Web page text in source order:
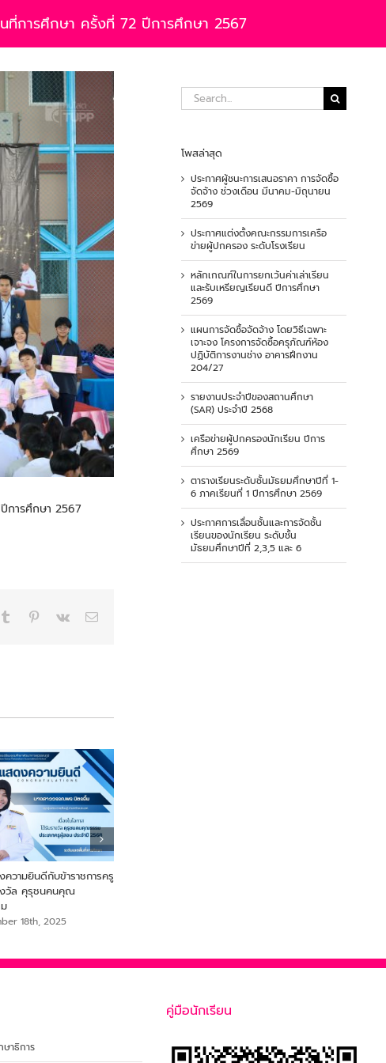
ที่การศึกษา ครั้งที่ 72 ปีการศึกษา 2567
การศึกษา 2567
Tumblr Pinterest
Vk Email
วามยินดีกับข้าราชการครู
งวัล คุรุชนคนคุณ
18th, 2025
Search
for:
โพสล่าสุด
ประกาศผู้ชนะการเสนอราคา การจัดซื้อ
จัดจ้าง ช่วงเดือน มีนาคม-มิถุนายน
2569
ประกาศแต่งตั้งคณะกรรมการเครือ
ข่ายผู้ปกครอง ระดับโรงเรียน
หลักเกณฑ์ในการยกเว้นค่าเล่าเรียน
และรับเหรียญเรียนดี ปีการศึกษา
2569
แผนการจัดซื้อจัดจ้าง โดยวิธีเฉพาะ
เจาะจง โครงการจัดซื้อครุภัณฑ์ห้อง
ปฏิบัติการงานช่าง อาคารฝึกงาน
204/27
รายงานประจำปีของสถานศึกษา
(SAR) ประจำปี 2568
เครือข่ายผู้ปกครองนักเรียน ปีการ
ศึกษา 2569
ตารางเรียนระดับชั้นมัธยมศึกษาปีที่ 1-
6 ภาคเรียนที่ 1 ปีการศึกษา 2569
ประกาศการเลื่อนชั้นและการจัดชั้น
เรียนของนักเรียน ระดับชั้น
มัธยมศึกษาปีที่ 2,3,5 และ 6
าธิการ
คู่มือนักเรียน